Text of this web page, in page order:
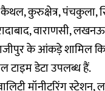
कैथल, कुरुक्षेत्र, पंचकुला,
वाराणसी,
के आंकड़े शामिल
टाइम डेटा उपलब्ध हैं.
मॉनीटरिंग